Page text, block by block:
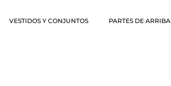
VESTIDOS Y CONJUNTOS PARTES DE ARRIBA